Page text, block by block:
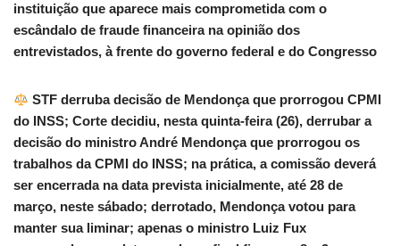
instituição que aparece mais comprometida com o
escândalo de fraude financeira na opinião dos
entrevistados, à frente do governo federal e do Congresso
STF derruba decisão de Mendonça que prorrogou CPMI
do INSS; Corte decidiu, nesta quinta-feira (26), derrubar a
decisão do ministro André Mendonça que prorrogou os
trabalhos da CPMI do INSS; na prática, a comissão deverá
ser encerrada na data prevista inicialmente, até 28 de
março, neste sábado; derrotado, Mendonça votou para
manter sua liminar; apenas o ministro Luiz Fux